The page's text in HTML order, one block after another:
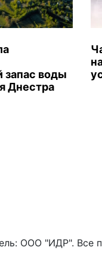
запас воды
Днестра
ООО "ИДР". Все